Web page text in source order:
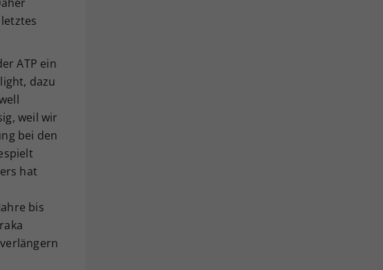
ATP ein
dazu
weil wir
bei den
hat
bis